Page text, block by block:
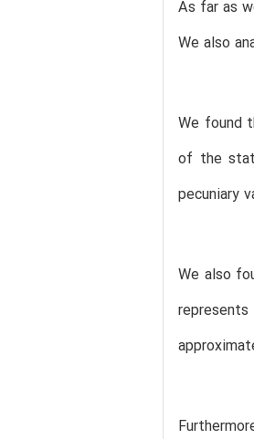
As far as
We also
We found
of the
pecuniary
We also